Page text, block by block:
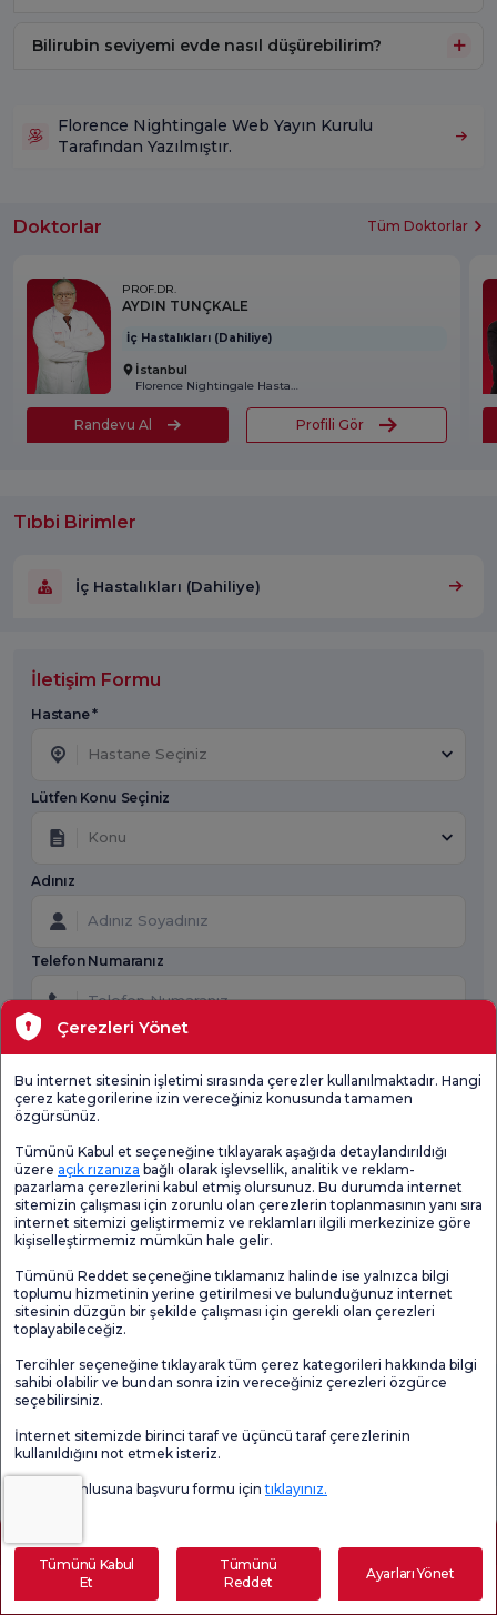
Bilirubin seviyemi evde nasıl düşürebilirim?
Florence Nightingale Web Yayın Kurulu
Tarafından Yazılmıştır.
Doktorlar Tüm Doktorlar
PROF.DR.
AYDIN TUNÇKALE
İç Hastalıkları (Dahiliye)
İstanbul
Florence Nightingale Hastanesi
Randevu Al Profili Gör
Tıbbi Birimler
İç Hastalıkları (Dahiliye)
İletişim Formu
Hastane *
Hastane Seçiniz
Lütfen Konu Seçiniz
Konu
Adınız
Telefon Numaranız
Mesaj
6698 sayılı Kişisel Verilerin Korunması Kanunu uyarınca
hazırlananAydınlatma Metni 'ni okudum ve anladım.
Kişisel verilerimin yukarıda yer verilen Aydınlatma Metni ile bu metin
temelinde oluşturulanAçık Rıza Metni’nde belirtilen amaçlarla
işlenmesine açık rıza veriyorum.
Florence Nightingale tarafından her türlü bilgilendirme, anket, reklam,
tanıtım, pazarlama, açılış, davet ve etkinlik süreçleriyle ilgili tarafıma ticari
Bilgi Al
İçindekiler
Bilirubin Nedir?
Randevu Alın E-Sonuç Sizi Arayalım
Evde Sağlık Gebelik Okulu
Checkup Paketleri
Güncel Sağlık
Çerezleri Yönet
Bu internet sitesinin işletimi sırasında çerezler kullanılmaktadır. Hangi
çerez kategorilerine izin vereceğiniz konusunda tamamen
özgürsünüz.
Tümünü Kabul et seçeneğine tıklayarak aşağıda detaylandırıldığı
üzere açık rızanıza bağlı olarak işlevsellik, analitik ve reklam-
pazarlama çerezlerini kabul etmiş olursunuz. Bu durumda internet
sitemizin çalışması için zorunlu olan çerezlerin toplanmasının yanı sıra
internet sitemizi geliştirmemiz ve reklamları ilgili merkezinize göre
kişiselleştirmemiz mümkün hale gelir.
Tümünü Reddet seçeneğine tıklamanız halinde ise yalnızca bilgi
toplumu hizmetinin yerine getirilmesi ve bulunduğunuz internet
sitesinin düzgün bir şekilde çalışması için gerekli olan çerezleri
toplayabileceğiz.
Tercihler seçeneğine tıklayarak tüm çerez kategorileri hakkında bilgi
sahibi olabilir ve bundan sonra izin vereceğiniz çerezleri özgürce
seçebilirsiniz.
İnternet sitemizde birinci taraf ve üçüncü taraf çerezlerinin
kullanıldığını not etmek isteriz.
Veri sorumlusuna başvuru formu içintıklayınız.
Tümünü Kabul
Et
Tümünü
Reddet
Ayarları Yönet